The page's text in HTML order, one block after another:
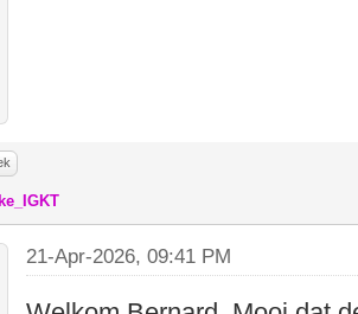
21-Apr-2026, 09:41 PM